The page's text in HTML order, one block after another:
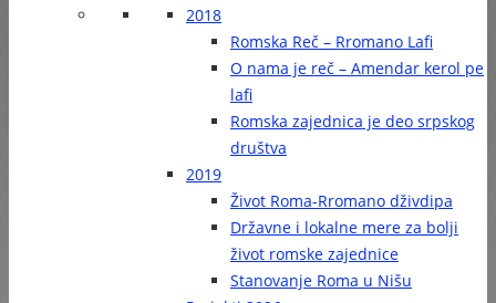
2018
Romska Reč – Rromano Lafi
O nama je reč – Amendar kerol pe
lafi
Romska zajednica je deo srpskog
društva
2019
Život Roma-Rromano dživdipa
Državne i lokalne mere za bolji
život romske zajednice
Stanovanje Roma u Nišu